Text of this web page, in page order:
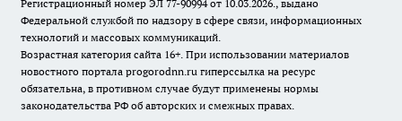
Регистрационный номер ЭЛ 77-90994 от 10.03.2026., выдано
Федеральной службой по надзору в сфере связи, информационных
технологий и массовых коммуникаций.
Возрастная категория сайта 16+. При использовании материалов
новостного портала progorodnn.ru гиперссылка на ресурс
обязательна, в противном случае будут применены нормы
законодательства РФ об авторских и смежных правах.